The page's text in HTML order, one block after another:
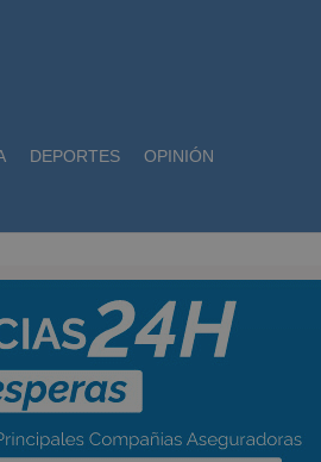
DEPORTES OPINIÓN